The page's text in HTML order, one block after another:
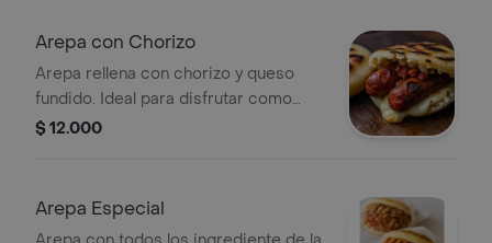
Arepa con Chorizo
Arepa rellena con chorizo y queso
fundido. Ideal para disfrutar como
plato principal.
$ 12.000
Arepa Especial